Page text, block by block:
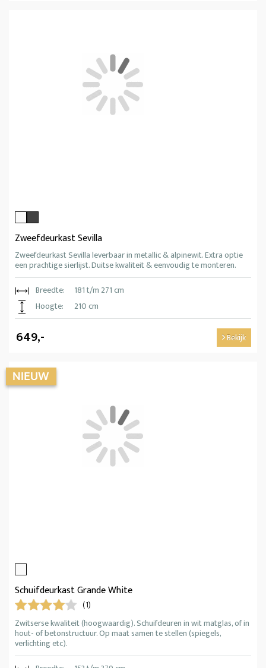
Zweefdeurkast Sevilla
Zweefdeurkast Sevilla leverbaar in metallic & alpinewit. Extra optie
een prachtige sierlijst. Duitse kwaliteit & eenvoudig te monteren.
Breedte:
181 t/m 271 cm
Hoogte:
210 cm
649,- Bekijk
Schuifdeurkast Grande White
(1)
Zwitserse kwaliteit (hoogwaardig). Schuifdeuren in wit matglas, of in
hout- of betonstructuur. Op maat samen te stellen (spiegels,
verlichting etc).